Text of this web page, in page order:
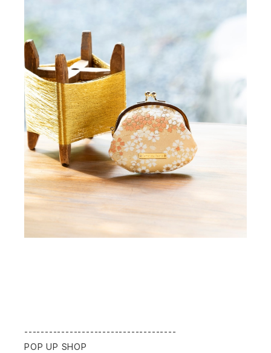
-------------------------------------
POP UP SHOP